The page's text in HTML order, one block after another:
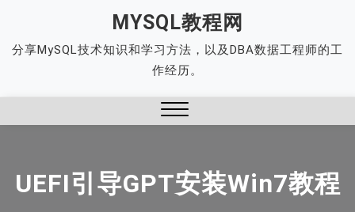
content
MYSQL教程网
分享MySQL技术知识和学习方法，以及DBA数据工程师的工
作经历。
UEFI引导GPT安装Win7教程